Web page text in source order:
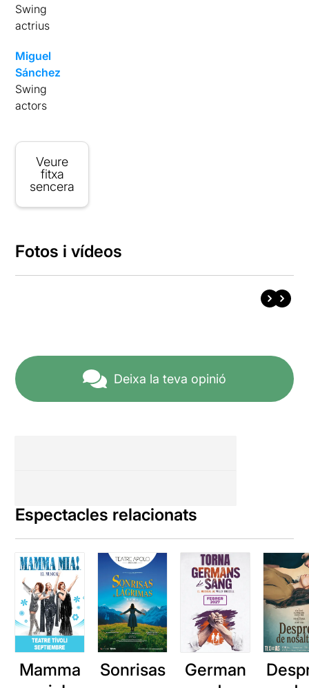
Swing
actrius
Miguel
Sánchez
Swing
actors
Veure
fitxa
sencera
Fotos i vídeos
Deixa la teva opinió
Espectacles relacionats
Mamma
Sonrisas
German